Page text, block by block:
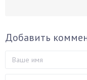
Добавить